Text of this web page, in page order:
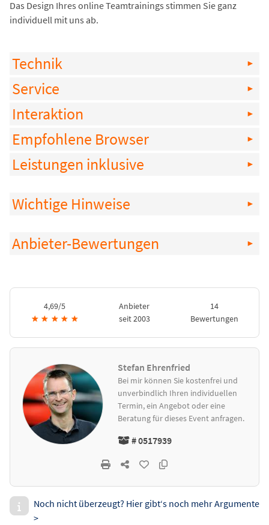
Das Design Ihres online Teamtrainings stimmen Sie ganz
individuell mit uns ab.
Technik
Service
Interaktion
Empfohlene Browser
Leistungen inklusive
Wichtige Hinweise
Anbieter-Bewertungen
4,69/5
★ ★ ★ ★ ★
Anbieter
seit 2003
14
Bewertungen
Stefan Ehrenfried
Bei mir können Sie kostenfrei und
unverbindlich Ihren individuellen
Termin, ein Angebot oder eine
Beratung für dieses Event anfragen.
# 0517939
Noch nicht überzeugt? Hier gibt‘s noch mehr Argumente
>